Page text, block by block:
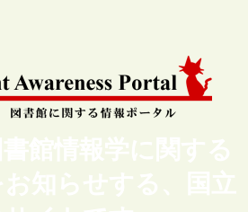
館情報学に関する
知らせする、国立